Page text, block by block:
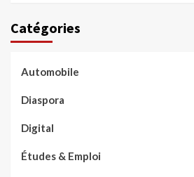
Catégories
Automobile
Diaspora
Digital
Études & Emploi